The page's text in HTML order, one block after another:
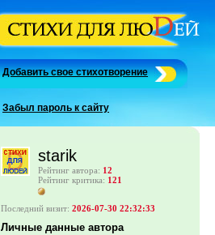
Добавить свое стихотворение
Забыл пароль к сайту
starik
Рейтинг автора: 12
Рейтинг критика: 121
Последний визит: 2026-07-30 22:32:33
Личные данные автора